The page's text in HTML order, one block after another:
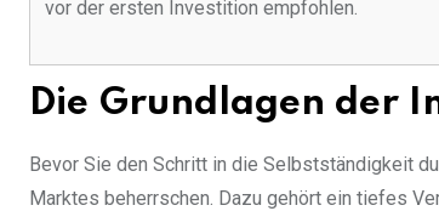
vor der ersten Investition empfohlen.
Die Grundlagen der
Bevor Sie den Schritt in die Selbstständigkeit
Marktes beherrschen. Dazu gehört ein tiefes